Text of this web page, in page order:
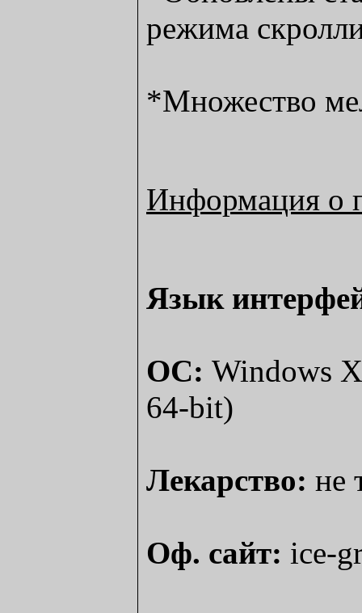
режима
*Множество
Информация о
Язык
ОС: Windows
64-bit)
Лекарство: не
Оф. сайт: ice-